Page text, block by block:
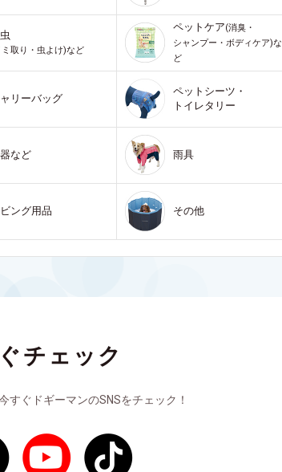
ミ取り・虫よけ)など
ペットケア(消臭・
シャンプー・ボディケア)な
ど
リーバッグ
ペットシーツ・
トイレタリー
など 雨具
ビング用品 その他
チェック
ぐドギーマンのSNSをチェック！